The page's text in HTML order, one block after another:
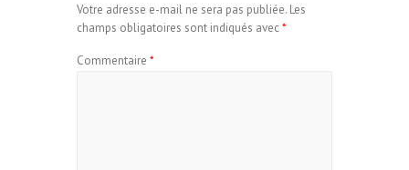
Votre adresse e-mail ne sera pas publiée. Les
champs obligatoires sont indiqués avec*
Commentaire *